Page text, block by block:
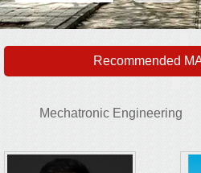
Recommended
Mechatronic Engineering